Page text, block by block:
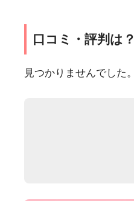
口コミ・評判は？
見つかりませんでした。